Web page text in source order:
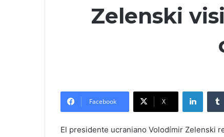
Zelenski
Facebook X
El presidente ucraniano Volodímir Zelenski